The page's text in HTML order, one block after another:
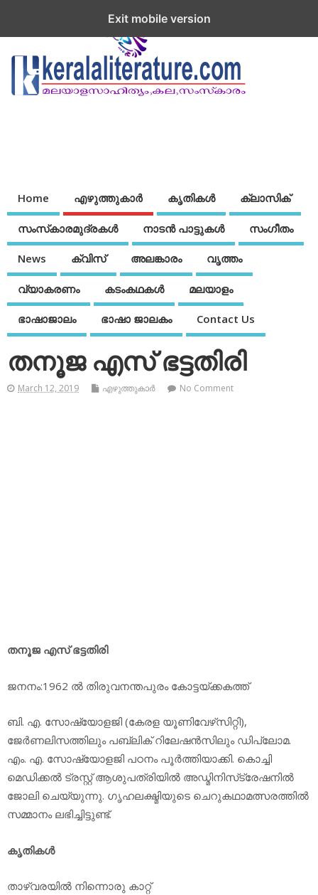
Home എഴുത്തുകാര്‍ കൃതികൾ ക്ലാസിക്
സംസ്‌കാരമുദ്രകള്‍ നാടന്‍ പാട്ടുകള്‍ സംഗീതം
News ക്വിസ് അലങ്കാരം വൃത്തം
വ്യാകരണം കടംകഥകള്‍ മലയാളം
ഭാഷാജാലം ഭാഷാ ജാലകം Contact Us
തനൂജ എസ് ഭട്ടതിരി
March 12, 2019 എഴുത്തുകാര്‍ No Comment
തനൂജ എസ് ഭട്ടതിരി
ജനനം:1962 ല്‍ തിരുവനന്തപുരം കോട്ടയ്ക്കകത്ത്
ബി. എ. സോഷ്യോളജി (കേരള യൂണിവേഴ്‌സിറ്റി),
ജേര്‍ണലിസത്തിലും പബ്ലിക് റിലേഷന്‍സിലും ഡിപ്ലോമ.
എം. എ. സോഷ്യോളജി പഠനം പൂര്‍ത്തിയാക്കി. കൊച്ചി
മെഡിക്കല്‍ ട്രസ്റ്റ് ആശുപത്രിയില്‍ അഡ്മിനിസ്‌ട്രേഷനില്‍
ജോലി ചെയ്യുന്നു. ഗൃഹലക്ഷ്മിയുടെ ചെറുകഥാമത്സരത്തില്‍
സമ്മാനം ലഭിച്ചിട്ടുണ്ട്.
കൃതികള്‍
താഴ്വരയില്‍ നിന്നൊരു കാറ്റ്
Exit mobile version